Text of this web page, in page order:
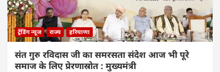
ट्रेंडिंग न्यूज राज्य हरियाणा
संत गुरु रविदास जी का समरसता संदेश आज भी पूरे
समाज के लिए प्रेरणास्रोत : मुख्यमंत्री